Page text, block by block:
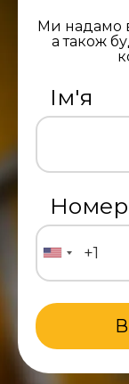
Ми надамо
а також
Ім'я